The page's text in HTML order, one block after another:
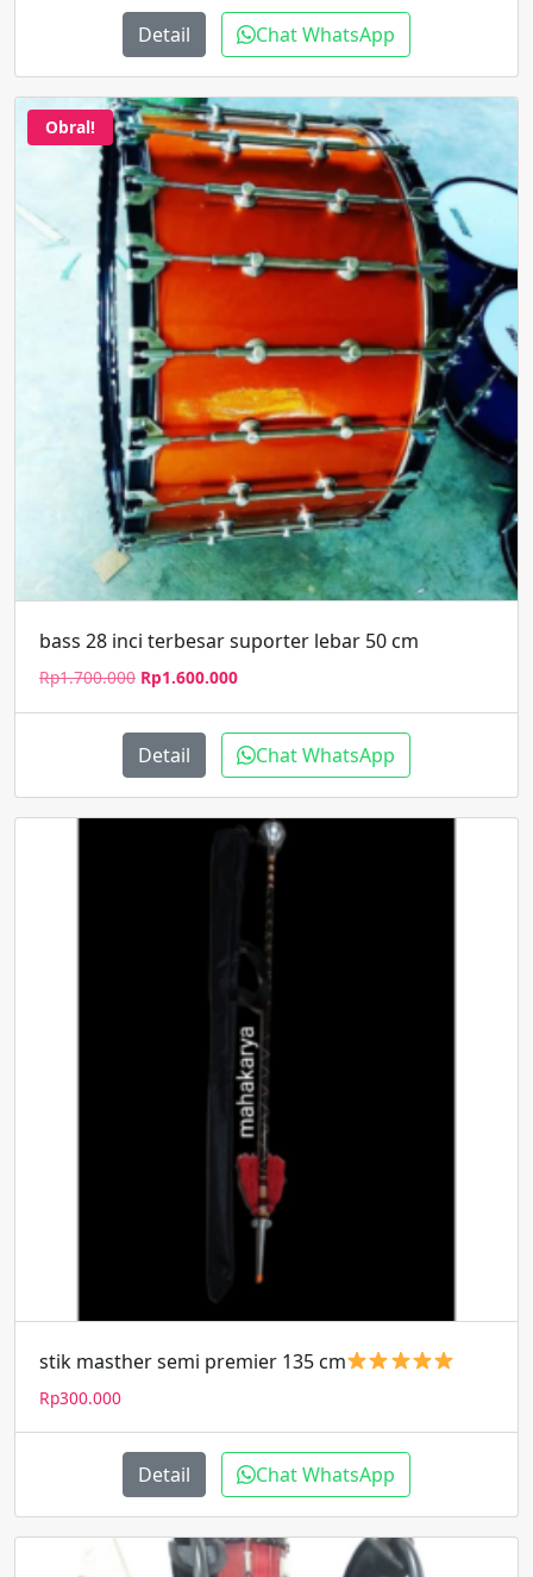
Detail Chat WhatsApp
Obral!
bass 28 inci terbesar suporter lebar 50 cm
Rp1.700.000 Harga
Rp1.700.000.
Rp1.600.000Harga
adalah:
Rp1.600.000.
Detail Chat WhatsApp
stik masther semi premier 135 cm
Rp300.000
Detail Chat WhatsApp